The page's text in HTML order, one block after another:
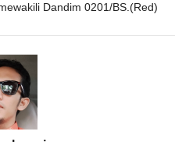
Dandim 0201/BS.(Red)